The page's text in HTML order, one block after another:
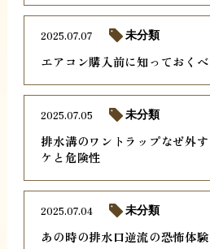
エアコン購入前に知っておくべ
2025.07.07 未分類
排水溝のワントラップなぜ外
ケと危険性
2025.07.05 未分類
あの時の排水口逆流の恐怖体験
2025.07.04 未分類